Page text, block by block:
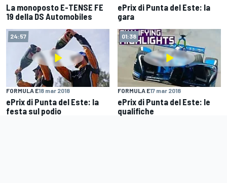
La monoposto E-TENSE FE
19 della DS Automobiles
ePrix di Punta del Este: la
gara
24:57
FORMULA E18 mar 2018
ePrix di Punta del Este: la
festa sul podio
01:38
FORMULA E17 mar 2018
ePrix di Punta del Este: le
qualifiche